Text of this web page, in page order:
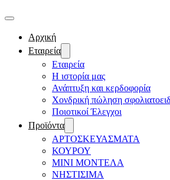
Αρχική
Εταιρεία
Εταιρεία
Η ιστορία μας
Ανάπτυξη και κερδοφορία
Χονδρική πώληση
Ποιοτικοί Έλεγχοι
Προϊόντα
ΑΡΤΟΣΚΕΥΑΣΜΑΤΑ
ΚΟΥΡΟΥ
ΜΙΝΙ ΜΟΝΤΕΛΑ
ΝΗΣΤΙΣΙΜΑ